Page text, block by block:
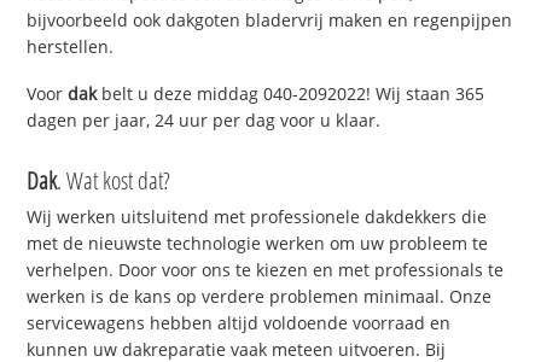
bijvoorbeeld ook dakgoten bladervrij maken en regenpijpen
herstellen.
Voordakbelt u deze middag 040-2092022! Wij staan 365
dagen per jaar, 24 uur per dag voor u klaar.
Dak. Wat kost dat?
Wij werken uitsluitend met professionele dakdekkers die
met de nieuwste technologie werken om uw probleem te
verhelpen. Door voor ons te kiezen en met professionals te
werken is de kans op verdere problemen minimaal. Onze
servicewagens hebben altijd voldoende voorraad en
kunnen uw dakreparatie vaak meteen uitvoeren. Bij